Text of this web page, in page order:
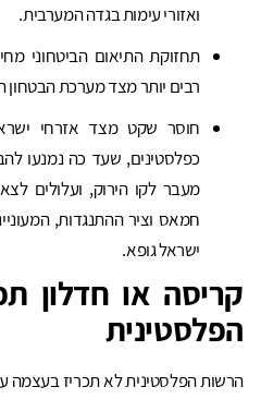
ואזורי עימות בגדה המערבית.
תחזוקת התיאום הביטחוני
רבים יותר מצד מערכת הבטחון
חוסר שקט מצד אזרחי
כפלסטינים, שעד כה נמנעו
מעבר לקו הירוק, ועלולים
חמאס וציר ההתנגדות,
ישראל גופא.
קריסה או חדלון
הפלסטינית
הרשות הפלסטינית לא תכריז בעצמה